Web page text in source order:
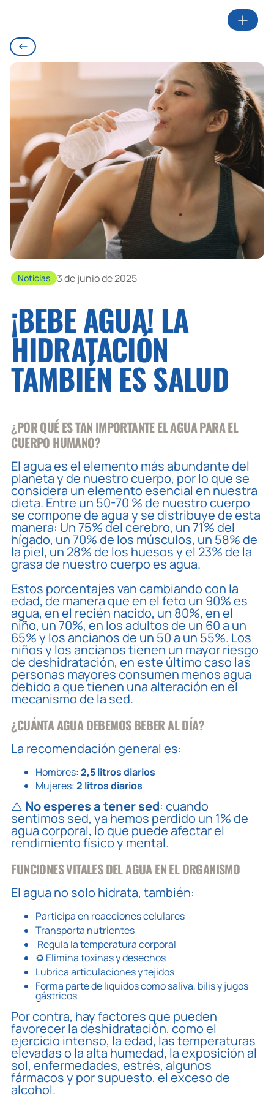
Noticias 3 de junio de 2025
¡BEBE AGUA! LA
HIDRATACIÓN
TAMBIÉN ES SALUD
¿POR QUÉ ES TAN IMPORTANTE EL AGUA PARA EL
CUERPO HUMANO?
El agua es el elemento más abundante del
planeta y de nuestro cuerpo, por lo que se
considera un elemento esencial en nuestra
dieta. Entre un 50-70 % de nuestro cuerpo
se compone de agua y se distribuye de esta
manera: Un 75% del cerebro, un 71% del
hígado, un 70% de los músculos, un 58% de
la piel, un 28% de los huesos y el 23% de la
grasa de nuestro cuerpo es agua.
Estos porcentajes van cambiando con la
edad, de manera que en el feto un 90% es
agua, en el recién nacido, un 80%, en el
niño, un 70%, en los adultos de un 60 a un
65% y los ancianos de un 50 a un 55%. Los
niños y los ancianos tienen un mayor riesgo
de deshidratación, en este último caso las
personas mayores consumen menos agua
debido a que tienen una alteración en el
mecanismo de la sed.
¿CUÁNTA AGUA DEBEMOS BEBER AL DÍA?
La recomendación general es:
Hombres:2,5 litros diarios
Mujeres:2 litros diarios
⚠️ No esperes a tener sed: cuando
sentimos sed, ya hemos perdido un 1% de
agua corporal, lo que puede afectar el
rendimiento físico y mental.
FUNCIONES VITALES DEL AGUA EN EL ORGANISMO
El agua no solo hidrata, también:
Participa en reacciones celulares
Transporta nutrientes
️ Regula la temperatura corporal
♻️ Elimina toxinas y desechos
Lubrica articulaciones y tejidos
Forma parte de líquidos como saliva, bilis y jugos
gástricos
Por contra, hay factores que pueden
favorecer la deshidratación, como el
ejercicio intenso, la edad, las temperaturas
elevadas o la alta humedad, la exposición al
sol, enfermedades, estrés, algunos
fármacos y por supuesto, el exceso de
alcohol.